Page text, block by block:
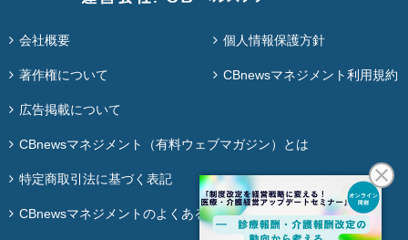
会社概要 個人情報保護方針
著作権について CBnewsマネジメント利用規約
広告掲載について
CBnewsマネジメント（有料ウェブマガジン）とは
特定商取引法に基づく表記
CBnewsマネジメントのよくある質問